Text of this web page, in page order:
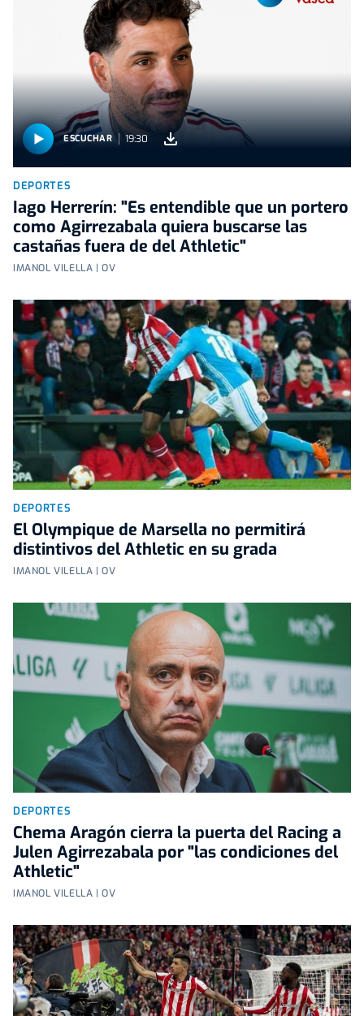
ESCUCHAR 19:30
DEPORTES
Iago Herrerín: "Es entendible que un portero
como Agirrezabala quiera buscarse las
castañas fuera de del Athletic"
IMANOL VILELLA | OV
DEPORTES
El Olympique de Marsella no permitirá
distintivos del Athletic en su grada
IMANOL VILELLA | OV
DEPORTES
Chema Aragón cierra la puerta del Racing a
Julen Agirrezabala por "las condiciones del
Athletic"
IMANOL VILELLA | OV